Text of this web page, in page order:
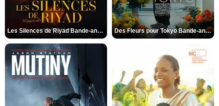
Les Silences de Riyad Bande-annonce VO STFR Des Fleurs pour Tokyo Bande-annonce VO STFR